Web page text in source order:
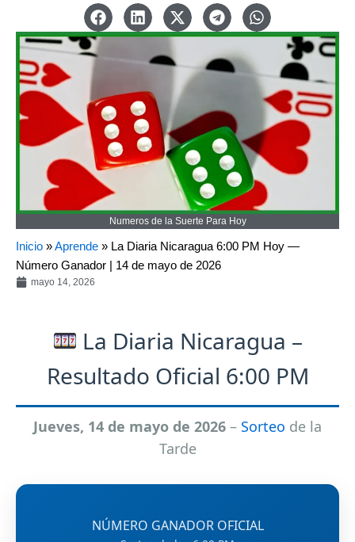
Numeros de la Suerte Para Hoy
Inicio »Aprende » La Diaria Nicaragua 6:00 PM Hoy —
Número Ganador | 14 de mayo de 2026
mayo 14, 2026
La Diaria Nicaragua –
Resultado Oficial 6:00 PM
Jueves, 14 de mayo de 2026 – Sorteo de la
Tarde
NÚMERO GANADOR OFICIAL